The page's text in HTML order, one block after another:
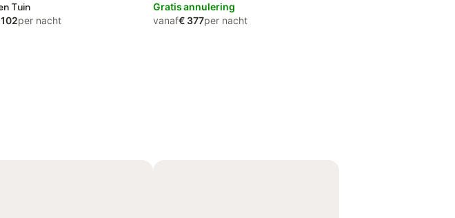
Tuin
per nacht
Gratis annulering
vanaf€ 377per nacht